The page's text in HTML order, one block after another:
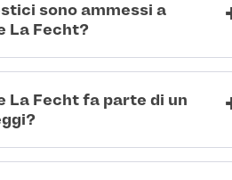
sono ammessi a
La Fecht?
La Fecht fa parte di un